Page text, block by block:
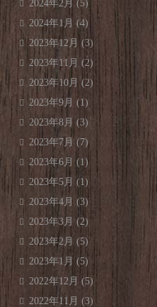
2024年2月 (5)
2024年1月 (4)
2023年12月 (3)
2023年11月 (2)
2023年10月 (2)
2023年9月 (1)
2023年8月 (3)
2023年7月 (7)
2023年6月 (1)
2023年5月 (1)
2023年4月 (3)
2023年3月 (2)
2023年2月 (5)
2023年1月 (5)
2022年12月 (5)
2022年11月 (3)